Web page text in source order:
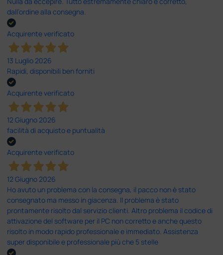
dall’ordine alla consegna.
Acquirente verificato
13 Luglio 2026
Rapidi, disponibili ben forniti
Acquirente verificato
12 Giugno 2026
facilità di acquisto e puntualità
Acquirente verificato
12 Giugno 2026
Ho avuto un problema con la consegna, il pacco non è stato
consegnato ma messo in giacenza. Il problema è stato
prontamente risolto dal servizio clienti. Altro problema il codice di
attivazione del software per il PC non corretto e anche questo
risolto in modo rapido professionale e immediato. Assistenza
super disponibile e professionale più che 5 stelle